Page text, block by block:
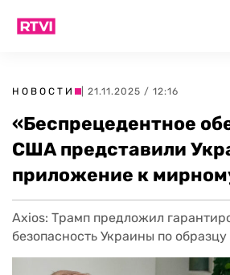
НОВОСТИ | 21.11.2025 / 12:16
«Беспрецедентное
США представили
приложение к
Axios: Трамп предложил
безопасность Украины по